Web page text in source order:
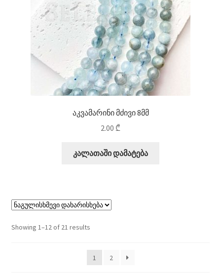
აკვამარინი მძივი 8მმ
2.00 ₾
კალათაში დამატება
Showing 1–12 of 21 results
1 2